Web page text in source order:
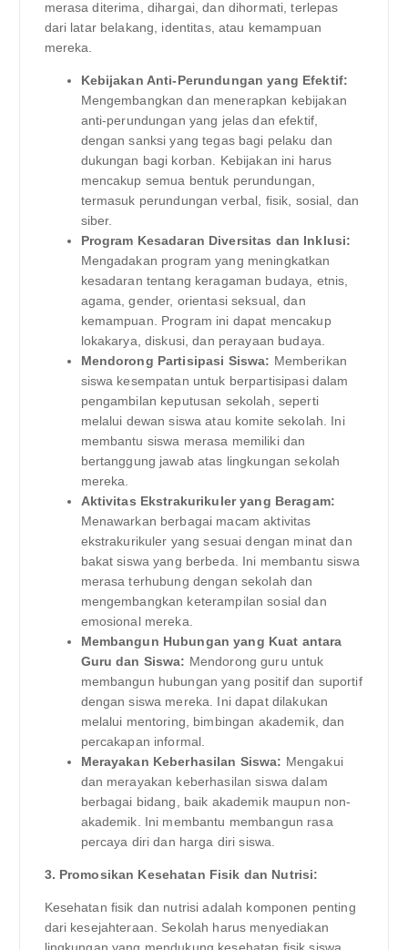
merasa diterima, dihargai, dan dihormati, terlepas
dari latar belakang, identitas, atau kemampuan
mereka.
Kebijakan Anti-Perundungan yang Efektif:
Mengembangkan dan menerapkan kebijakan
anti-perundungan yang jelas dan efektif,
dengan sanksi yang tegas bagi pelaku dan
dukungan bagi korban. Kebijakan ini harus
mencakup semua bentuk perundungan,
termasuk perundungan verbal, fisik, sosial, dan
siber.
Program Kesadaran Diversitas dan Inklusi:
Mengadakan program yang meningkatkan
kesadaran tentang keragaman budaya, etnis,
agama, gender, orientasi seksual, dan
kemampuan. Program ini dapat mencakup
lokakarya, diskusi, dan perayaan budaya.
Mendorong Partisipasi Siswa: Memberikan
siswa kesempatan untuk berpartisipasi dalam
pengambilan keputusan sekolah, seperti
melalui dewan siswa atau komite sekolah. Ini
membantu siswa merasa memiliki dan
bertanggung jawab atas lingkungan sekolah
mereka.
Aktivitas Ekstrakurikuler yang Beragam:
Menawarkan berbagai macam aktivitas
ekstrakurikuler yang sesuai dengan minat dan
bakat siswa yang berbeda. Ini membantu siswa
merasa terhubung dengan sekolah dan
mengembangkan keterampilan sosial dan
emosional mereka.
Membangun Hubungan yang Kuat antara
Guru dan Siswa: Mendorong guru untuk
membangun hubungan yang positif dan suportif
dengan siswa mereka. Ini dapat dilakukan
melalui mentoring, bimbingan akademik, dan
percakapan informal.
Merayakan Keberhasilan Siswa: Mengakui
dan merayakan keberhasilan siswa dalam
berbagai bidang, baik akademik maupun non-
akademik. Ini membantu membangun rasa
percaya diri dan harga diri siswa.
3. Promosikan Kesehatan Fisik dan Nutrisi:
Kesehatan fisik dan nutrisi adalah komponen penting
dari kesejahteraan. Sekolah harus menyediakan